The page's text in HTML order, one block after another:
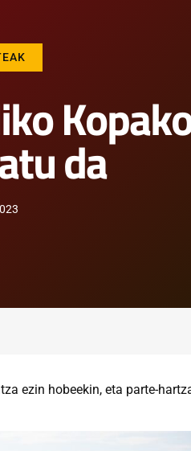
da
ezin hobeekin, eta parte-